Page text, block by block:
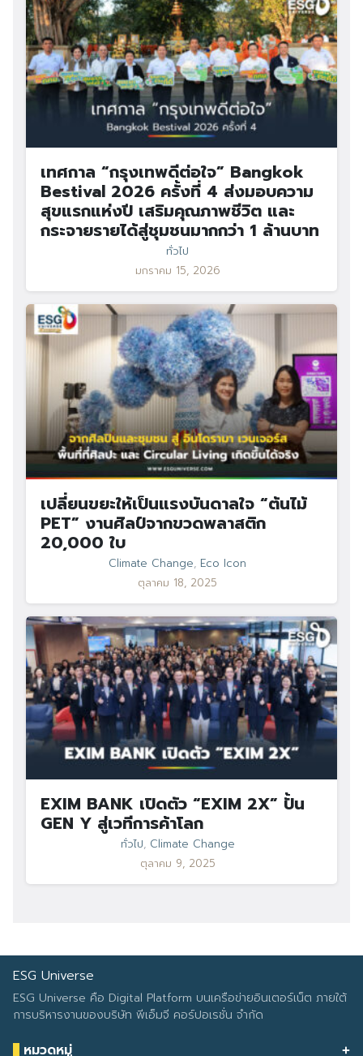
เทศกาล “กรุงเทพดีต่อใจ” Bangkok
Bestival 2026 ครั้งที่ 4 ส่งมอบความ
สุขแรกแห่งปี เสริมคุณภาพชีวิต และ
กระจายรายได้สู่ชุมชนมากกว่า 1 ล้านบาท
ทั่วไป
มกราคม 15, 2026
เปลี่ยนขยะให้เป็นแรงบันดาลใจ “ต้นไม้
PET” งานศิลป์จากขวดพลาสติก
20,000 ใบ
Climate Change, Eco Icon
ตุลาคม 18, 2025
EXIM BANK เปิดตัว “EXIM 2X” ปั้น
GEN Y สู่เวทีการค้าโลก
ทั่วไป, Climate Change
ตุลาคม 9, 2025
ESG Universe
ESG Universe คือ Digital Platform บนเครือข่ายอินเตอร์เน็ต ภายใต้
การบริหารงานของบริษัท พีเอ็มจี คอร์ปอเรชั่น จำกัด
หมวดหมู่